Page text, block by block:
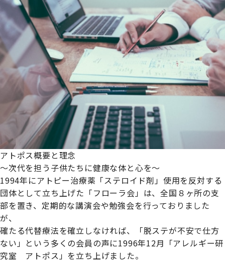
アトポス概要と理念
～次代を担う子供たちに健康な体と心を～
1994年にアトピー治療薬「ステロイド剤」使用を反対する
団体として立ち上げた「フローラ会」は、全国８ヶ所の支
部を置き、定期的な講演会や勉強会を行っておりました
が、
確たる代替療法を確立しなければ、「脱ステが不安で仕方
ない」という多くの会員の声に1996年12月「アレルギー研
究室　アトポス」を立ち上げました。